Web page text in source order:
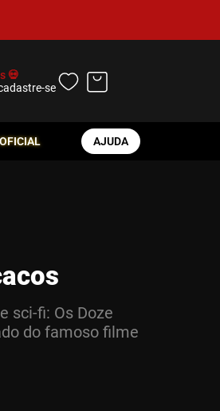
💀
se
AJUDA
sci-fi: Os Doze
do famoso filme